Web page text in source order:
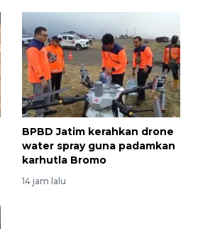
BPBD Jatim kerahkan drone
water spray guna padamkan
karhutla Bromo
14 jam lalu
kejahatan
Jakarta
05 18:00:00